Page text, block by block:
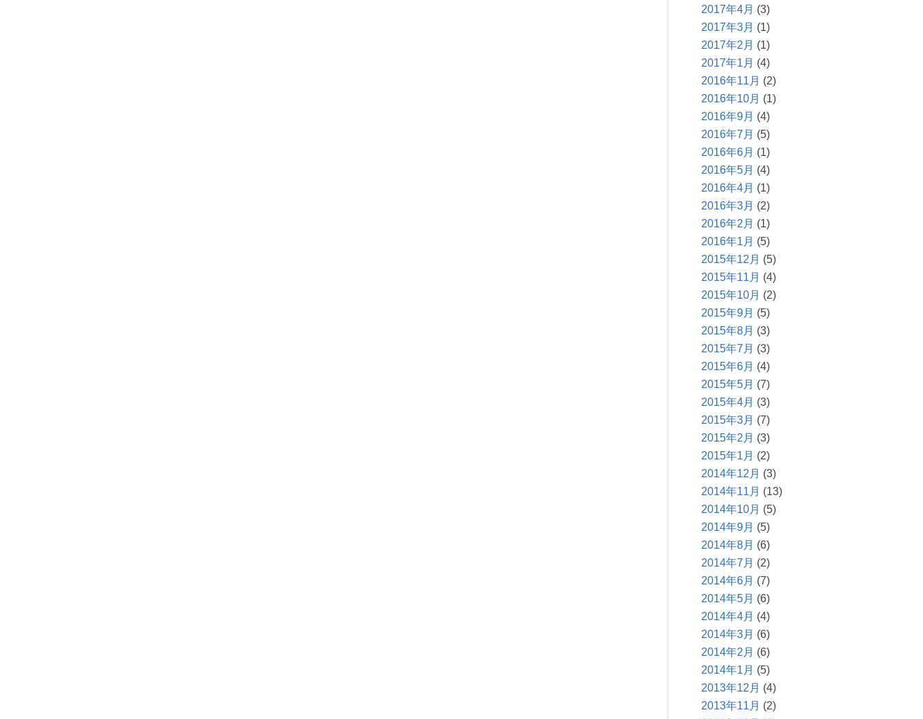
2017年4月 (3)
2017年3月 (1)
2017年2月 (1)
2017年1月 (4)
2016年11月 (2)
2016年10月 (1)
2016年9月 (4)
2016年7月 (5)
2016年6月 (1)
2016年5月 (4)
2016年4月 (1)
2016年3月 (2)
2016年2月 (1)
2016年1月 (5)
2015年12月 (5)
2015年11月 (4)
2015年10月 (2)
2015年9月 (5)
2015年8月 (3)
2015年7月 (3)
2015年6月 (4)
2015年5月 (7)
2015年4月 (3)
2015年3月 (7)
2015年2月 (3)
2015年1月 (2)
2014年12月 (3)
2014年11月 (13)
2014年10月 (5)
2014年9月 (5)
2014年8月 (6)
2014年7月 (2)
2014年6月 (7)
2014年5月 (6)
2014年4月 (4)
2014年3月 (6)
2014年2月 (6)
2014年1月 (5)
2013年12月 (4)
2013年11月 (2)